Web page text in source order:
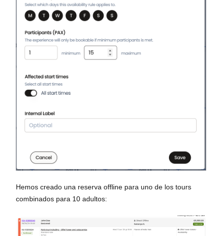
Hemos creado una reserva offline para uno de los tours
combinados para 10 adultos: